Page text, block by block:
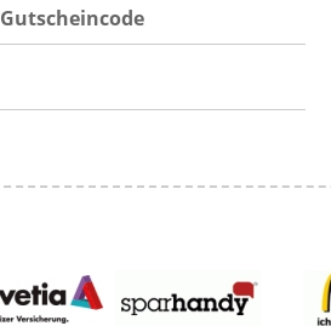
Gutscheincode